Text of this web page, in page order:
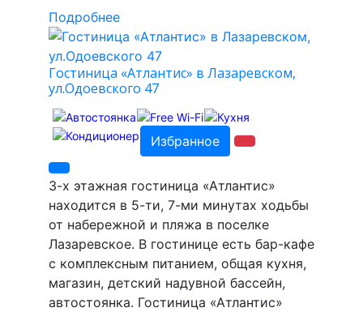
Подробнее
Гостиница «Атлантис» в Лазаревском,
ул.Одоевского 47
Избранное
3-х этажная гостиница «Атлантис»
находится в 5-ти, 7-ми минутах ходьбы
от набережной и пляжа в поселке
Лазаревское. В гостинице есть бар-кафе
с комплексным питанием, общая кухня,
магазин, детский надувной бассейн,
автостоянка. Гостиница «Атлантис»